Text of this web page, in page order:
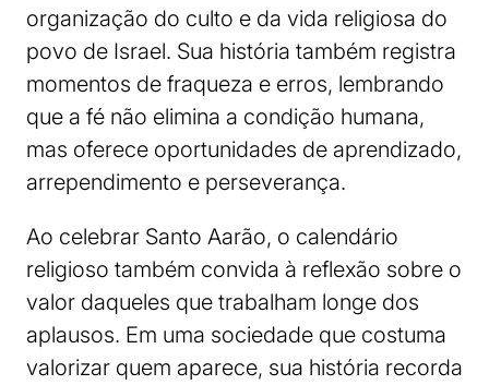
organização do culto e da vida religiosa do
povo de Israel. Sua história também registra
momentos de fraqueza e erros, lembrando
que a fé não elimina a condição humana,
mas oferece oportunidades de aprendizado,
arrependimento e perseverança.
Ao celebrar Santo Aarão, o calendário
religioso também convida à reflexão sobre o
valor daqueles que trabalham longe dos
aplausos. Em uma sociedade que costuma
valorizar quem aparece, sua história recorda